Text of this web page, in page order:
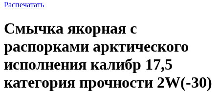
Распечатать
Смычка якорная с
распорками арктического
исполнения калибр 17,5
категория прочности 2W(-30)